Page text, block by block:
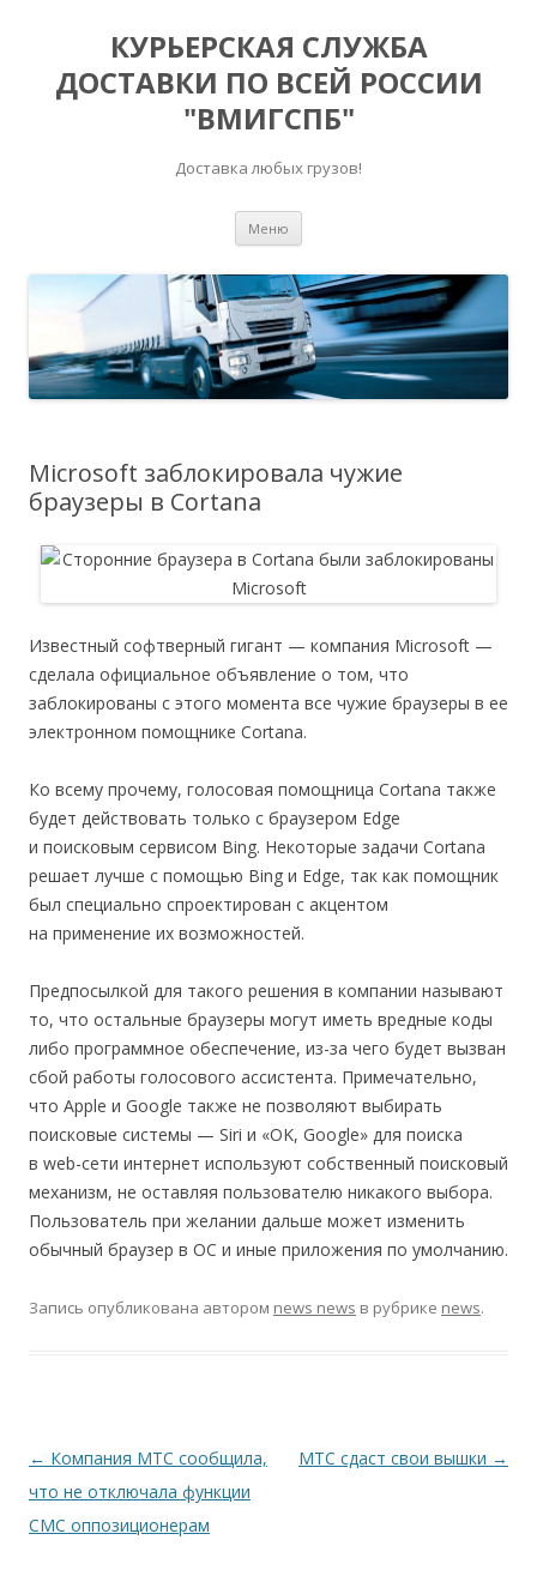
КУРЬЕРСКАЯ СЛУЖБА
ДОСТАВКИ ПО ВСЕЙ РОССИИ
"ВМИГСПБ"
Доставка любых грузов!
Меню
Microsoft заблокировала чужие
браузеры в Cortana
Известный софтверный гигант — компания Microsoft —
сделала официальное объявление о том, что
заблокированы с этого момента все чужие браузеры в ее
электронном помощнике Cortana.
Ко всему прочему, голосовая помощница Cortana также
будет действовать только с браузером Edge
и поисковым сервисом Bing. Некоторые задачи Cortana
решает лучше с помощью Bing и Edge, так как помощник
был специально спроектирован с акцентом
на применение их возможностей.
Предпосылкой для такого решения в компании называют
то, что остальные браузеры могут иметь вредные коды
либо программное обеспечение, из-за чего будет вызван
сбой работы голосового ассистента. Примечательно,
что Apple и Google также не позволяют выбирать
поисковые системы — Siri и «OK, Google» для поиска
в web-сети интернет используют собственный поисковый
механизм, не оставляя пользователю никакого выбора.
Пользователь при желании дальше может изменить
обычный браузер в ОС и иные приложения по умолчанию.
Запись опубликована автором news news в рубрике news.
Навигация по записям
← Компания МТС сообщила,
что не отключала функции
СМС оппозиционерам
МТС сдаст свои вышки →